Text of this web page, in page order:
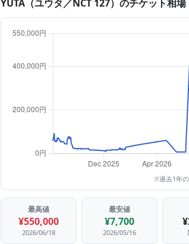
YUTA（ユウタ／NCT 127）のチケット相場
※過去1年の
最高値
¥550,000
2026/06/18
最安値
¥7,700
2026/05/16